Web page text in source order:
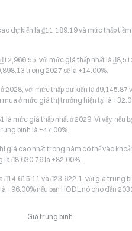
dự kiến là ₫11,189.19 và mức thấp
với mức giá thấp nhất là
trong 2027 sẽ là +14.00%.
với mức thấp dự kiến là ₫9,145.87
ở mức giá thị trường hiện tại là
mức giá thấp nhất ở 2029. Vì vậy, nếu
bình là +47.00%.
giá cao nhất trong năm có thể vào
là ₫8,630.76 là +82.00%.
và ₫23,622.1, với giá trung
+96.00% nếu bạn HODL nó cho đến
Giá trung bình